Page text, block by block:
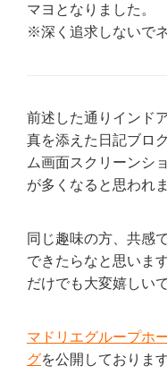
マヨとなりました。
※深く追求しないでネ
前述した通りインド
真を添えた日記ブロ
ム画面スクリーンシ
が多くなると思われま
同じ趣味の方、共感
できたらなと思いま
だけでも大変嬉しいで
マドリエグループホ
グを公開しておりま